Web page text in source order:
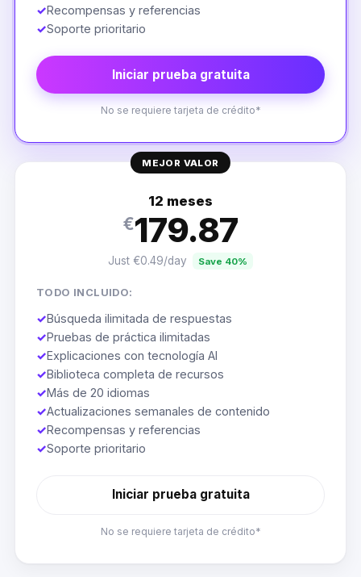
✓Recompensas y referencias
✓Soporte prioritario
Iniciar prueba gratuita
No se requiere tarjeta de crédito*
MEJOR VALOR
12 meses
€179.87
Just €0.49/day Save 40%
TODO INCLUIDO:
✓Búsqueda ilimitada de respuestas
✓Pruebas de práctica ilimitadas
✓Explicaciones con tecnología AI
✓Biblioteca completa de recursos
✓Más de 20 idiomas
✓Actualizaciones semanales de contenido
✓Recompensas y referencias
✓Soporte prioritario
Iniciar prueba gratuita
No se requiere tarjeta de crédito*